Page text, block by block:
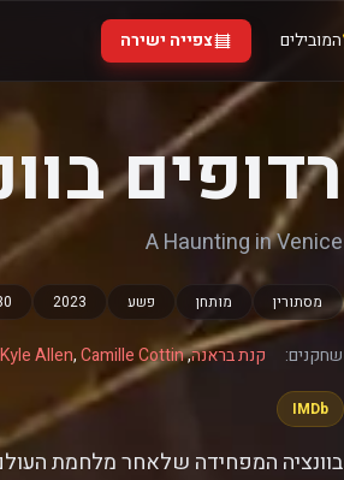
המובילים צפייה ישירה
רדופים
A Haunting in Venice
מסתורין מותחן פשע 2023
שחקנים: קנת בראנה,
Kyle Allen,Camille Cottin
IMDb
בוונציה המפחידה שלאחר מלחמת